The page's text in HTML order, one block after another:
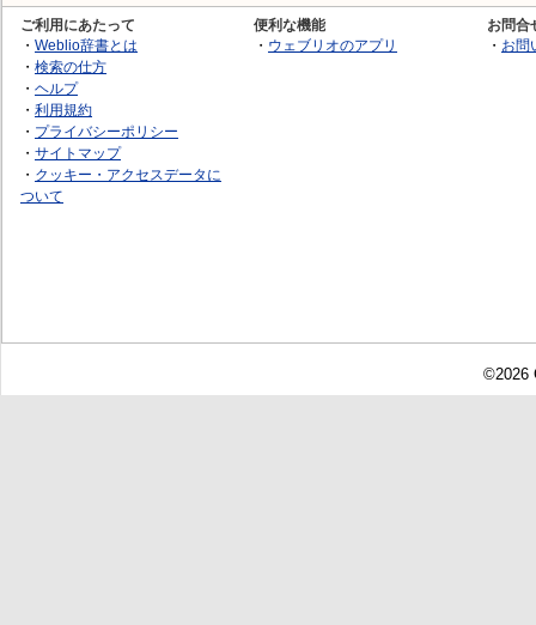
ご利用にあたって
・ Weblio辞書とは
・ 検索の仕方
・ ヘルプ
・ 利用規約
・ プライバシーポリシー
・ サイトマップ
・ クッキー・アクセスデータに
ついて
便利な機能
・ ウェブリオのアプリ
お問合
・ お問
©2026